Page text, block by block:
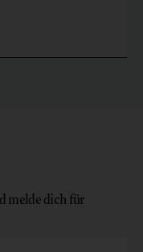
melde dich für